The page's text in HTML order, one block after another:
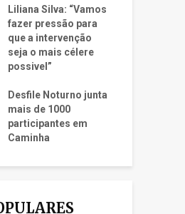
Liliana Silva: “Vamos
fazer pressão para
que a intervenção
seja o mais célere
possivel”
Desfile Noturno junta
mais de 1000
participantes em
Caminha